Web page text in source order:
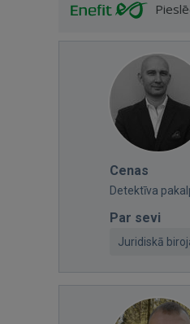
Cenas
Detektīva
Par sevi
Juridiskā